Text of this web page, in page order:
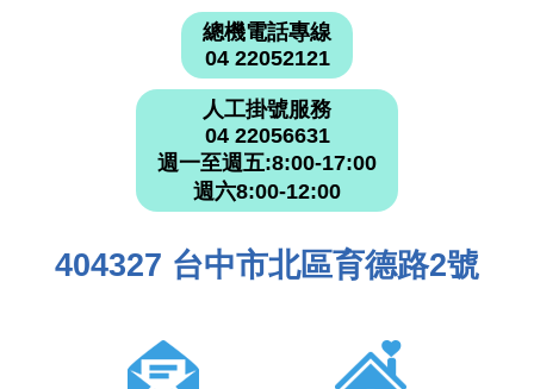
總機電話專線
04 22052121
人工掛號服務
04 22056631
週一至週五:8:00-17:00
週六8:00-12:00
404327 台中市北區育德路2號